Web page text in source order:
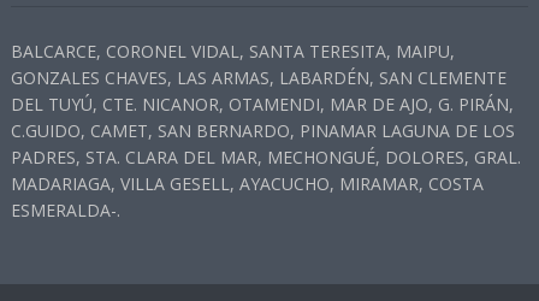
BALCARCE, CORONEL VIDAL, SANTA TERESITA, MAIPU,
GONZALES CHAVES, LAS ARMAS, LABARDÉN, SAN CLEMENTE
DEL TUYÚ, CTE. NICANOR, OTAMENDI, MAR DE AJO, G. PIRÁN,
C.GUIDO, CAMET, SAN BERNARDO, PINAMAR LAGUNA DE LOS
PADRES, STA. CLARA DEL MAR, MECHONGUÉ, DOLORES, GRAL.
MADARIAGA, VILLA GESELL, AYACUCHO, MIRAMAR, COSTA
ESMERALDA-.